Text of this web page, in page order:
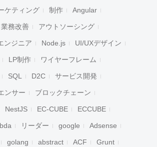
ケティング 制作 Angular
業務改善 アウトソーシング
ンジニア Node.js UI/UXデザイン
LP制作 ワイヤーフレーム
SQL D2C サービス開発
ンサー ブロックチェーン
NestJS EC-CUBE ECCUBE
リーダー google Adsense
golang abstract ACF Grunt